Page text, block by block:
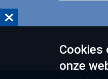
Cookies
onze